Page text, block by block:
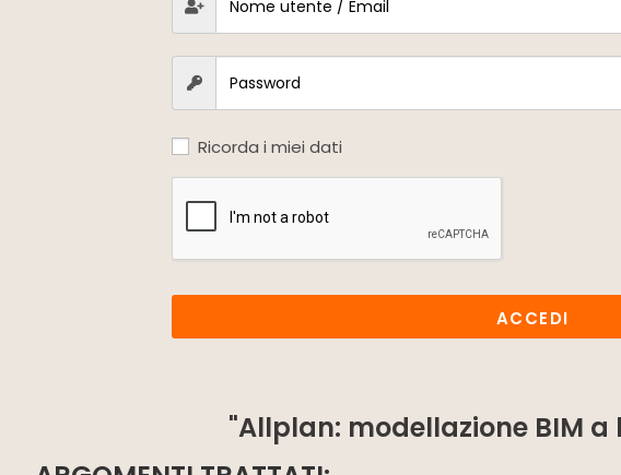
Ricorda i miei dati
ACCEDI
"Allplan: modellazione BIM a